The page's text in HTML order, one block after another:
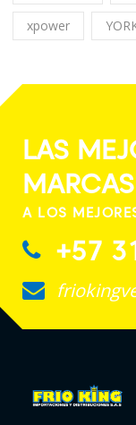
xpower
LAS
MARCAS
A LOS
+57